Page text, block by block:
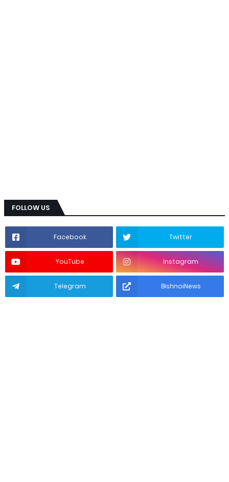
FOLLOW US
Facebook Twitter
YouTube Instagram
Telegram BishnoiNews